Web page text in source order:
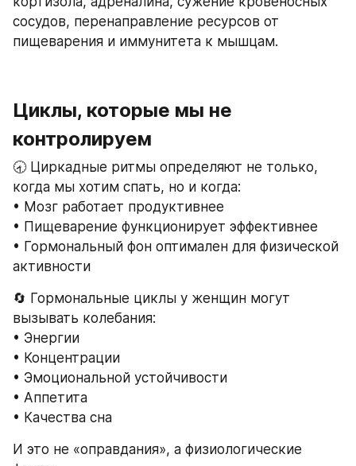
сосудов, перенаправление ресурсов от
пищеварения и иммунитета к мышцам.
Циклы, которые мы не
контролируем
🕣 Циркадные ритмы определяют не только,
когда мы хотим спать, но и когда:
• Мозг работает продуктивнее
• Пищеварение функционирует эффективнее
• Гормональный фон оптимален для физической
активности
🔄 Гормональные циклы у женщин могут
вызывать колебания:
• Энергии
• Концентрации
• Эмоциональной устойчивости
• Аппетита
• Качества сна
И это не «оправдания», а физиологические